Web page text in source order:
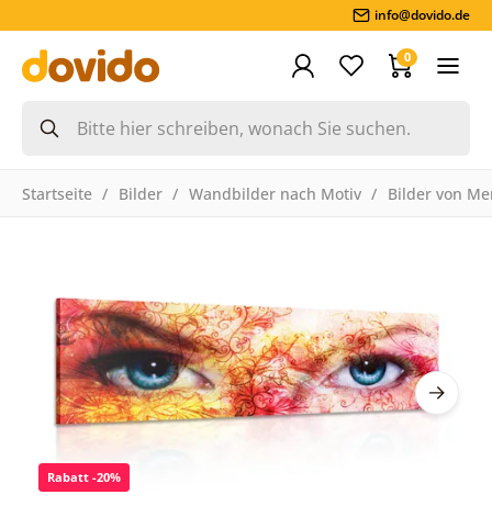
info@dovido.de
0
Startseite Bilder Wandbilder nach Motiv Bilder von
Rabatt -20%